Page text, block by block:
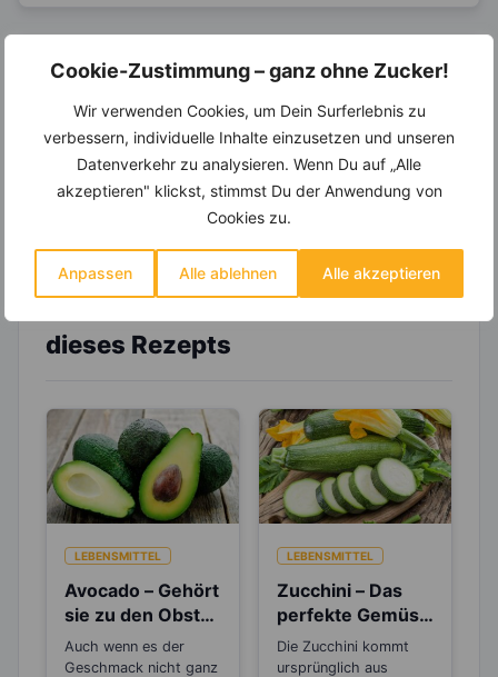
Cookie-Zustimmung – ganz ohne Zucker!
Wir verwenden Cookies, um Dein Surferlebnis zu
verbessern, individuelle Inhalte einzusetzen und unseren
Datenverkehr zu analysieren. Wenn Du auf „Alle
akzeptieren" klickst, stimmst Du der Anwendung von
Cookies zu.
Anpassen Alle ablehnen Alle akzeptieren
14.000 Rezepte, autom.
Einkaufsliste und noch mehr?
Entdecke dieinvikoo -Mitgliedschaft und erhalte
um Deine Ernährung optimal zu gestalten.
dieses Rezepts
LEBENSMITTEL
Avocado – Gehört
sie zu den Obst-
oder
Gemüsesorten?
Auch wenn es der
Geschmack nicht ganz
LEBENSMITTEL
Zucchini – Das
perfekte Gemüse
zum Abnehmen
Die Zucchini kommt
ursprünglich aus